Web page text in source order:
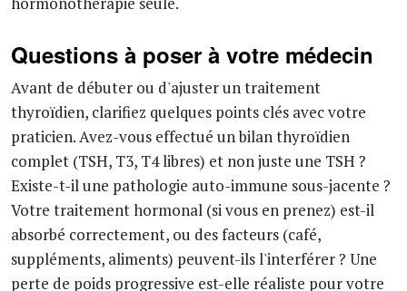
Questions à poser à votre médecin
Avant de débuter ou d'ajuster un traitement
thyroïdien, clarifiez quelques points clés avec votre
praticien. Avez-vous effectué un bilan thyroïdien
complet (TSH, T3, T4 libres) et non juste une TSH ?
Existe-t-il une pathologie auto-immune sous-jacente ?
Votre traitement hormonal (si vous en prenez) est-il
absorbé correctement, ou des facteurs (café,
suppléments, aliments) peuvent-ils l'interférer ? Une
perte de poids progressive est-elle réaliste pour votre